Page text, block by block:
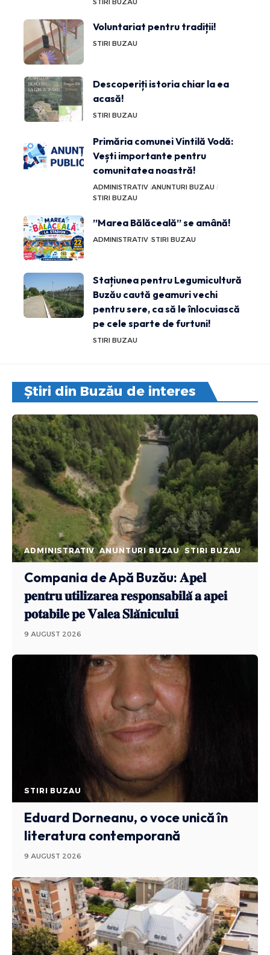
STIRI BUZAU
Voluntariat pentru tradiții!
STIRI BUZAU
Descoperiți istoria chiar la ea
acasă!
STIRI BUZAU
Primăria comunei Vintilă Vodă:
Vești importante pentru
comunitatea noastră!
ADMINISTRATIV ANUNTURI BUZAU
STIRI BUZAU
”Marea Bălăceală” se amână!
ADMINISTRATIV STIRI BUZAU
Stațiunea pentru Legumicultură
Buzău caută geamuri vechi
pentru sere, ca să le înlocuiască
pe cele sparte de furtuni!
STIRI BUZAU
Știri din Buzău de interes
ADMINISTRATIV ANUNTURI BUZAU STIRI BUZAU
Compania de Apă Buzău: 𝐀𝐩𝐞𝐥
𝐩𝐞𝐧𝐭𝐫𝐮 𝐮𝐭𝐢𝐥𝐢𝐳𝐚𝐫𝐞𝐚 𝐫𝐞𝐬𝐩𝐨𝐧𝐬𝐚𝐛𝐢𝐥𝐚̆ 𝐚 𝐚𝐩𝐞𝐢
𝐩𝐨𝐭𝐚𝐛𝐢𝐥𝐞 𝐩𝐞 𝐕𝐚𝐥𝐞𝐚 𝐒𝐥𝐚̆𝐧𝐢𝐜𝐮𝐥𝐮𝐢
9 AUGUST 2026
STIRI BUZAU
Eduard Dorneanu, o voce unică în
literatura contemporană
9 AUGUST 2026